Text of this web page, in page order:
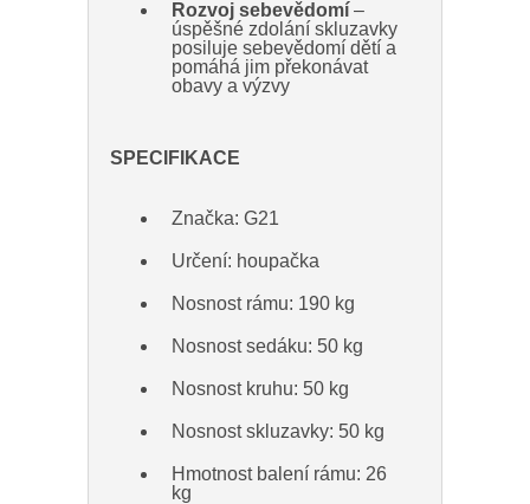
Rozvoj sebevědomí –
úspěšné zdolání skluzavky
posiluje sebevědomí dětí a
pomáhá jim překonávat
obavy a výzvy
SPECIFIKACE
Značka: G21
Určení: houpačka
Nosnost rámu: 190 kg
Nosnost sedáku: 50 kg
Nosnost kruhu: 50 kg
Nosnost skluzavky: 50 kg
Hmotnost balení rámu: 26
kg